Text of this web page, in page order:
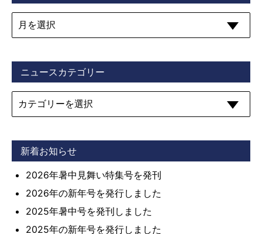
ニュースカテゴリー
新着お知らせ
2026年暑中見舞い特集号を発刊
2026年の新年号を発行しました
2025年暑中号を発刊しました
2025年の新年号を発行しました